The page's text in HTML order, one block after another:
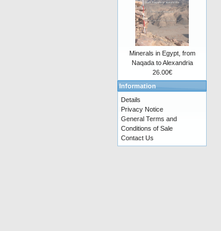
Minerals in Egypt, from
Naqada to Alexandria
26.00€
Information
Details
Privacy Notice
General Terms and
Conditions of Sale
Contact Us